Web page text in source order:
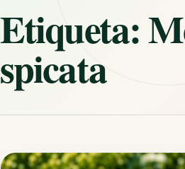
Etiqueta:
spicata